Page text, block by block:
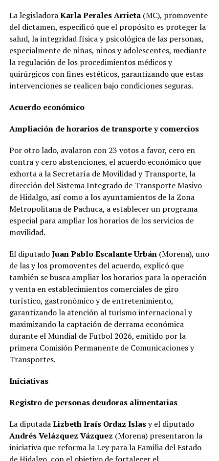
La legisladoraKarla Perales Arrieta(MC), promovente
del dictamen, especificó que el propósito es proteger la
salud, la integridad física y psicológica de las personas,
especialmente de niñas, niños y adolescentes, mediante
la regulación de los procedimientos médicos y
quirúrgicos con fines estéticos, garantizando que estas
intervenciones se realicen bajo condiciones seguras.
Acuerdo económico
Ampliación de horarios de transporte y comercios
Por otro lado, avalaron con 23 votos a favor, cero en
contra y cero abstenciones, el acuerdo económico que
exhorta a la Secretaría de Movilidad y Transporte, la
dirección del Sistema Integrado de Transporte Masivo
de Hidalgo, así como a los ayuntamientos de la Zona
Metropolitana de Pachuca, a establecer un programa
especial para ampliar los horarios de los servicios de
movilidad.
El diputadoJuan Pablo Escalante Urbán(Morena), uno
de las y los promoventes del acuerdo, explicó que
también se busca ampliar los horarios para la operación
y venta en establecimientos comerciales de giro
turístico, gastronómico y de entretenimiento,
garantizando la atención al turismo internacional y
maximizando la captación de derrama económica
durante el Mundial de Futbol 2026, emitido por la
primera Comisión Permanente de Comunicaciones y
Transportes.
Iniciativas
Registro de personas deudoras alimentarias
La diputadaLizbeth Iraís Ordaz Islasy el diputado
Andrés Velázquez Vázquez (Morena) presentaron la
iniciativa que reforma la Ley para la Familia del Estado